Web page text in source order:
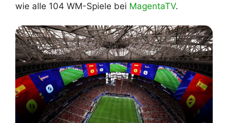
wie alle 104 WM-Spiele bei MagentaTV.